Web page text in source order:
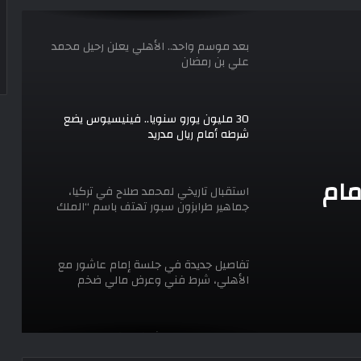
بعد موسم واحد.. الأهلي يعلن رحيل محمد
علي بن رمضان
30 مليون يورو سنويا.. فينيسيوس يضع
شرطه أمام ريال مدريد
استقبال تاريخي لمحمد صلاح في تركيا،
جماهير طرابزون سبور تهتف باسم “الملك
تفاصيل جديدة في جلسة إمام عاشور مع
الأهلي، شرط فني وعرض مالي ضخم
الزمالك: مفاوضات شركة الكرة مستمرة